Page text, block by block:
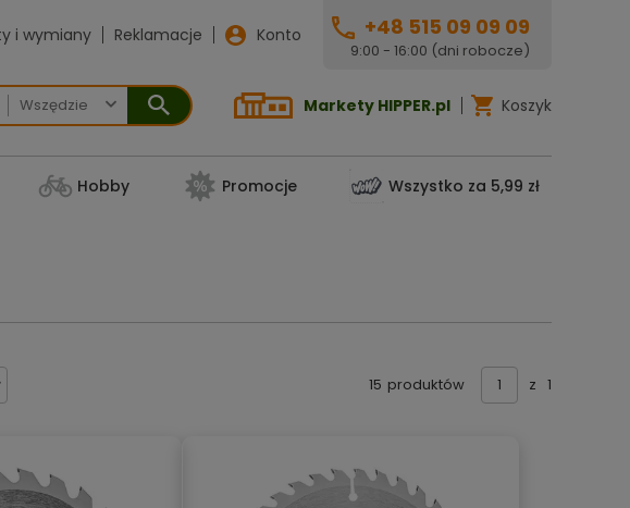
i wymiany Reklamacje Konto +48 515 09 09 09
9:00 - 16:00 (dni robocze)
 Markety HIPPER.pl Koszyk
Hobby Promocje Wszystko za 5,99 zł
15 produktów z 1